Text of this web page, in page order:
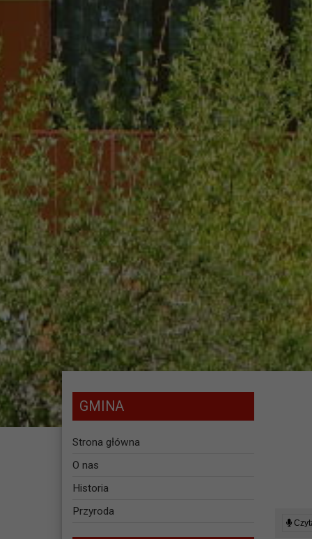
GMINA
Strona główna
O nas
Historia
Przyroda